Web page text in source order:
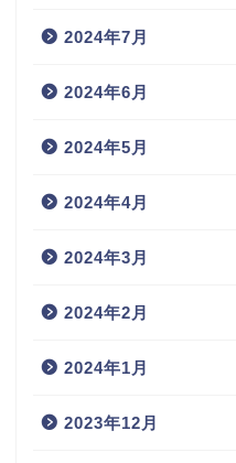
2024年7月
2024年6月
2024年5月
2024年4月
2024年3月
2024年2月
2024年1月
2023年12月